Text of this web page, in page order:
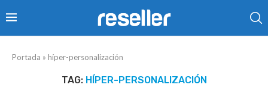
Portada » híper-personalización
TAG: HÍPER-PERSONALIZACIÓN